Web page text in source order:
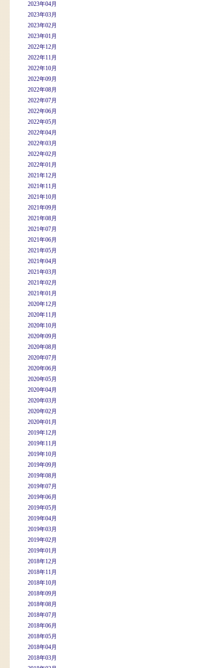
2023年04月
2023年03月
2023年02月
2023年01月
2022年12月
2022年11月
2022年10月
2022年09月
2022年08月
2022年07月
2022年06月
2022年05月
2022年04月
2022年03月
2022年02月
2022年01月
2021年12月
2021年11月
2021年10月
2021年09月
2021年08月
2021年07月
2021年06月
2021年05月
2021年04月
2021年03月
2021年02月
2021年01月
2020年12月
2020年11月
2020年10月
2020年09月
2020年08月
2020年07月
2020年06月
2020年05月
2020年04月
2020年03月
2020年02月
2020年01月
2019年12月
2019年11月
2019年10月
2019年09月
2019年08月
2019年07月
2019年06月
2019年05月
2019年04月
2019年03月
2019年02月
2019年01月
2018年12月
2018年11月
2018年10月
2018年09月
2018年08月
2018年07月
2018年06月
2018年05月
2018年04月
2018年03月